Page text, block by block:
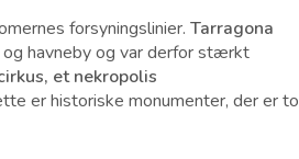
forsyningslinier. Tarragona
havneby og var derfor stærkt
et nekropolis
er historiske monumenter, der er to